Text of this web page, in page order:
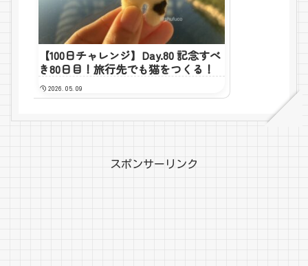
【100日チャレンジ】Day.80 記念すべ
き80日目！旅行先でも猫をつくる！
2026.05.09
スポンサーリンク